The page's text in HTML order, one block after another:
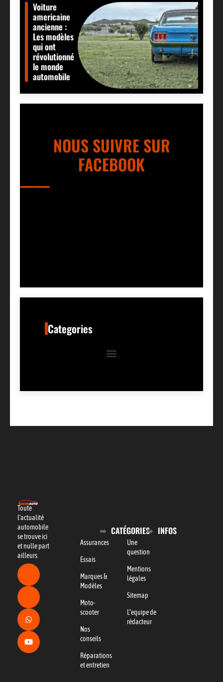
Voiture
americaine
ancienne :
Les modèles
qui ont
révolutionné
le monde
automobile
NOUS SUIVRE SUR
FACEBOOK
Categories
Toute
l’actualité
automobile
se trouve ici
et nulle part
ailleurs.
CATÉGORIES
Assurances
Essais
Marques &
Modèles
Moto-
scooter
Nos
conseils
Réparations
et entretien
INFOS
Une
question
Mentions
légales
Sitemap
L"equipe de
rédacteur